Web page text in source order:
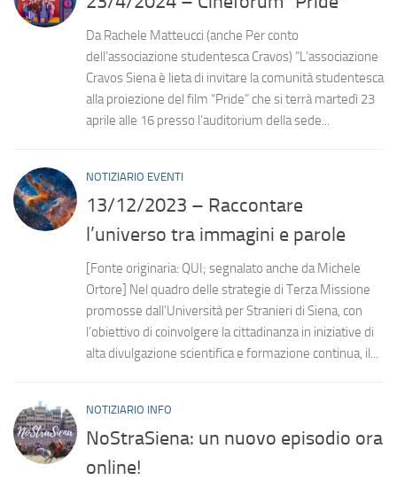
Da Rachele Matteucci (anche Per conto
dell’associazione studentesca Cravos) “L’associazione
Cravos Siena è lieta di invitare la comunità studentesca
alla proiezione del film “Pride” che si terrà martedì 23
aprile alle 16 presso l’auditorium della sede...
NOTIZIARIO EVENTI
13/12/2023 – Raccontare
l’universo tra immagini e parole
[Fonte originaria: QUI; segnalato anche da Michele
Ortore] Nel quadro delle strategie di Terza Missione
promosse dall’Università per Stranieri di Siena, con
l’obiettivo di coinvolgere la cittadinanza in iniziative di
alta divulgazione scientifica e formazione continua, il...
NOTIZIARIO INFO
NoStraSiena: un nuovo episodio ora
online!